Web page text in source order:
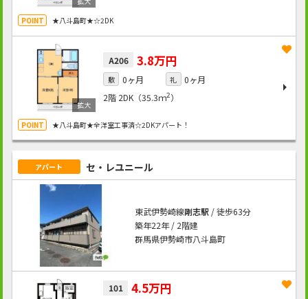
★八斗島町★☆2DK
A206 3.8万円
敷 0ヶ月 礼
0ヶ月
2階 2DK（35.3ｍ2）
★八斗島町★全洋室工事済☆2DKアパート！
アパート セ・レユニール
東武伊勢崎線剛志駅/ 徒歩63分
築年22年 / 2階建
群馬県伊勢崎市八斗島町
101 4.5万円